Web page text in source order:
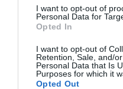
I want to opt-out of
Personal Data for
Opted In
I want to opt-out of
Retention, Sale, and/
Personal Data that Is
Purposes for which it
Opted Out
ΠΟΛΙΤΙΚΗ